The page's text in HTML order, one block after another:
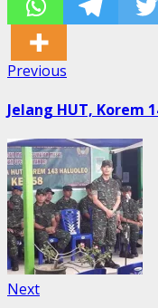
Post
navigation
Previous
Jelang HUT, Korem
NextNext